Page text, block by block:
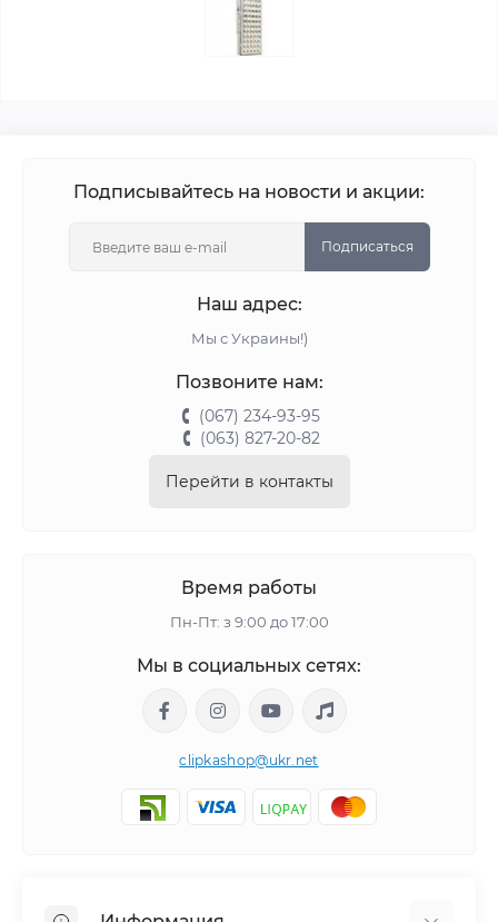
Подписывайтесь на новости и акции:
Подписаться
Наш адрес:
Мы с Украины!)
Позвоните нам:
(067) 234-93-95
(063) 827-20-82
Перейти в контакты
Время работы
Пн-Пт: з 9:00 до 17:00
Мы в социальных сетях:
clipkashop@ukr.net